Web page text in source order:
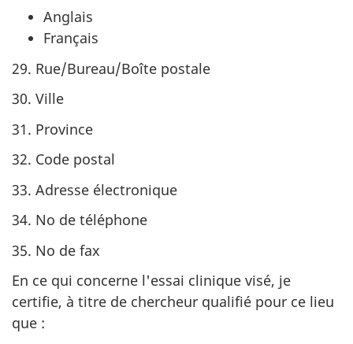
Anglais
Français
29. Rue/Bureau/Boîte postale
30. Ville
31. Province
32. Code postal
33. Adresse électronique
34. No de téléphone
35. No de fax
En ce qui concerne l'essai clinique visé, je
certifie, à titre de chercheur qualifié pour ce lieu
que :